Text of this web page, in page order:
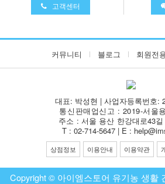
고객센터
커뮤니티 블로그 회원전
대표: 박성현 | 사업자등록번호:
통신판매업신고 : 2019-서울
주소 : 서울 용산 한강대로43
T : 02-714-5647 | E :
상점정보 이용안내 이용약관
Copyright © 아이엠스토어 유기농 생활